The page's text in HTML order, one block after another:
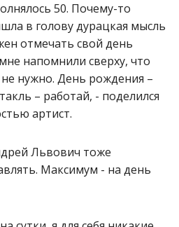
50. Почему-то
в голову дурацкая мысль
отмечать свой день
напомнили сверху, что
нужно. День рождения –
– работай, - поделился
артист.
Львович тоже
Максимум - на день